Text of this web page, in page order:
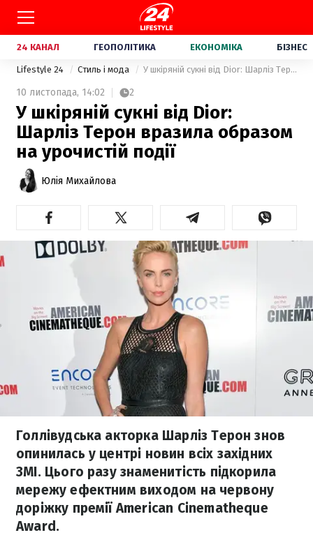
24 КАНАЛ ГЕОПОЛІТИКА ЕКОНОМІКА БІЗНЕС
Lifestyle 24 Стиль і мода У шкіряній сукні від Dior: Шарліз Терон вразила образом на урочистій події
10 листопада, 14:02 2
У шкіряній сукні від Dior:
Шарліз Терон вразила образом
на урочистій події
Юлія Михайлова
Голлівудська акторка Шарліз Терон знов
опинилась у центрі новин всіх західних
ЗМІ. Цього разу знаменитість підкорила
мережу ефектним виходом на червону
доріжку премії American Cinematheque
Award.